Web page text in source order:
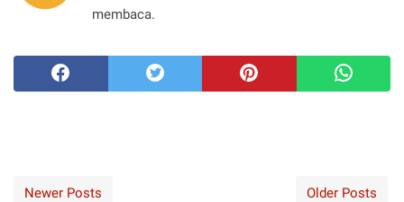
membaca.
Newer Posts Older Posts